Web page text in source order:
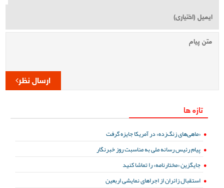
ارسال نظر
تازه ها
«ماهی‌های زنگ‌زده» در آمریکا جایزه گرفت
پیام رئیس رسانه ملی به مناسبت روز خبرنگار
جایگزین «مختارنامه» را تماشا کنید
استقبال زائران از اجراهای نمایشی اربعین